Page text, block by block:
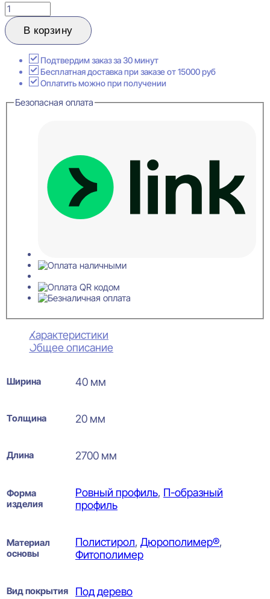
Количество
товара
Hiwood
LB40
Декоративная
рейка
20x40x2700
В корзину
Подтвердим заказ за 30 минут
Бесплатная доставка при заказе от 15000 руб
Оплатить можно при получении
Безопасная оплата
Характеристики
Общее описание
Ширина 40 мм
Толщина 20 мм
Длина 2700 мм
Форма
изделия
Ровный профиль, П-образный
профиль
Материал
основы
Полистирол, Дюрополимер®,
Фитополимер
Вид покрытия Под дерево